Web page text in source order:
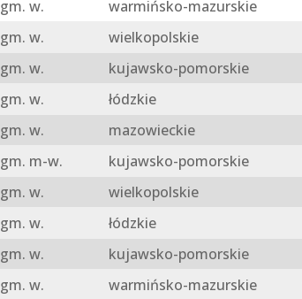
gm. w. warmińsko-mazurskie
gm. w. wielkopolskie
gm. w. kujawsko-pomorskie
gm. w. łódzkie
gm. w. mazowieckie
gm. m-w. kujawsko-pomorskie
gm. w. wielkopolskie
gm. w. łódzkie
gm. w. kujawsko-pomorskie
gm. w. warmińsko-mazurskie